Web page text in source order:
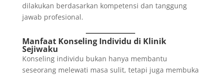
dilakukan berdasarkan kompetensi dan tanggung
jawab profesional.
Manfaat Konseling Individu di Klinik
Sejiwaku
Konseling individu bukan hanya membantu
seseorang melewati masa sulit, tetapi juga membuka